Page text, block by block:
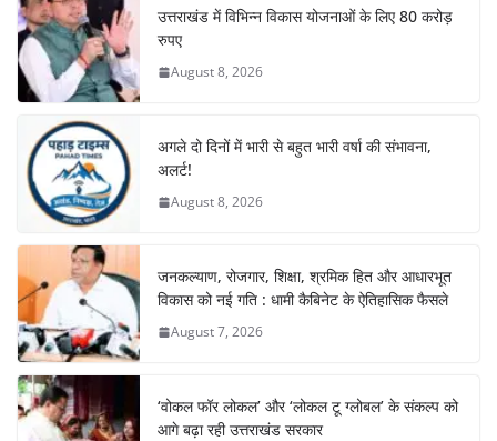
उत्तराखंड में विभिन्न विकास योजनाओं के लिए 80 करोड़
रुपए
August 8, 2026
अगले दो दिनों में भारी से बहुत भारी वर्षा की संभावना,
अलर्ट!
August 8, 2026
जनकल्याण, रोजगार, शिक्षा, श्रमिक हित और आधारभूत
विकास को नई गति : धामी कैबिनेट के ऐतिहासिक फैसले
August 7, 2026
‘वोकल फॉर लोकल’ और ‘लोकल टू ग्लोबल’ के संकल्प को
आगे बढ़ा रही उत्तराखंड सरकार